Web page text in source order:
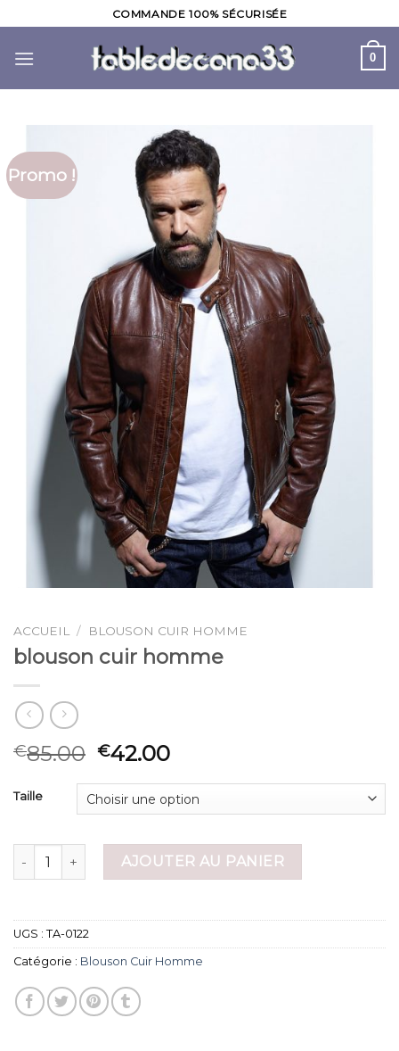
to
content
COMMANDE 100% SÉCURISÉE
0
Promo !
ACCUEIL / BLOUSON CUIR HOMME
blouson cuir homme
€85.00 €42.00
Taille
quantité de blouson cuir homme
AJOUTER AU PANIER
UGS : TA-0122
Catégorie : Blouson Cuir Homme